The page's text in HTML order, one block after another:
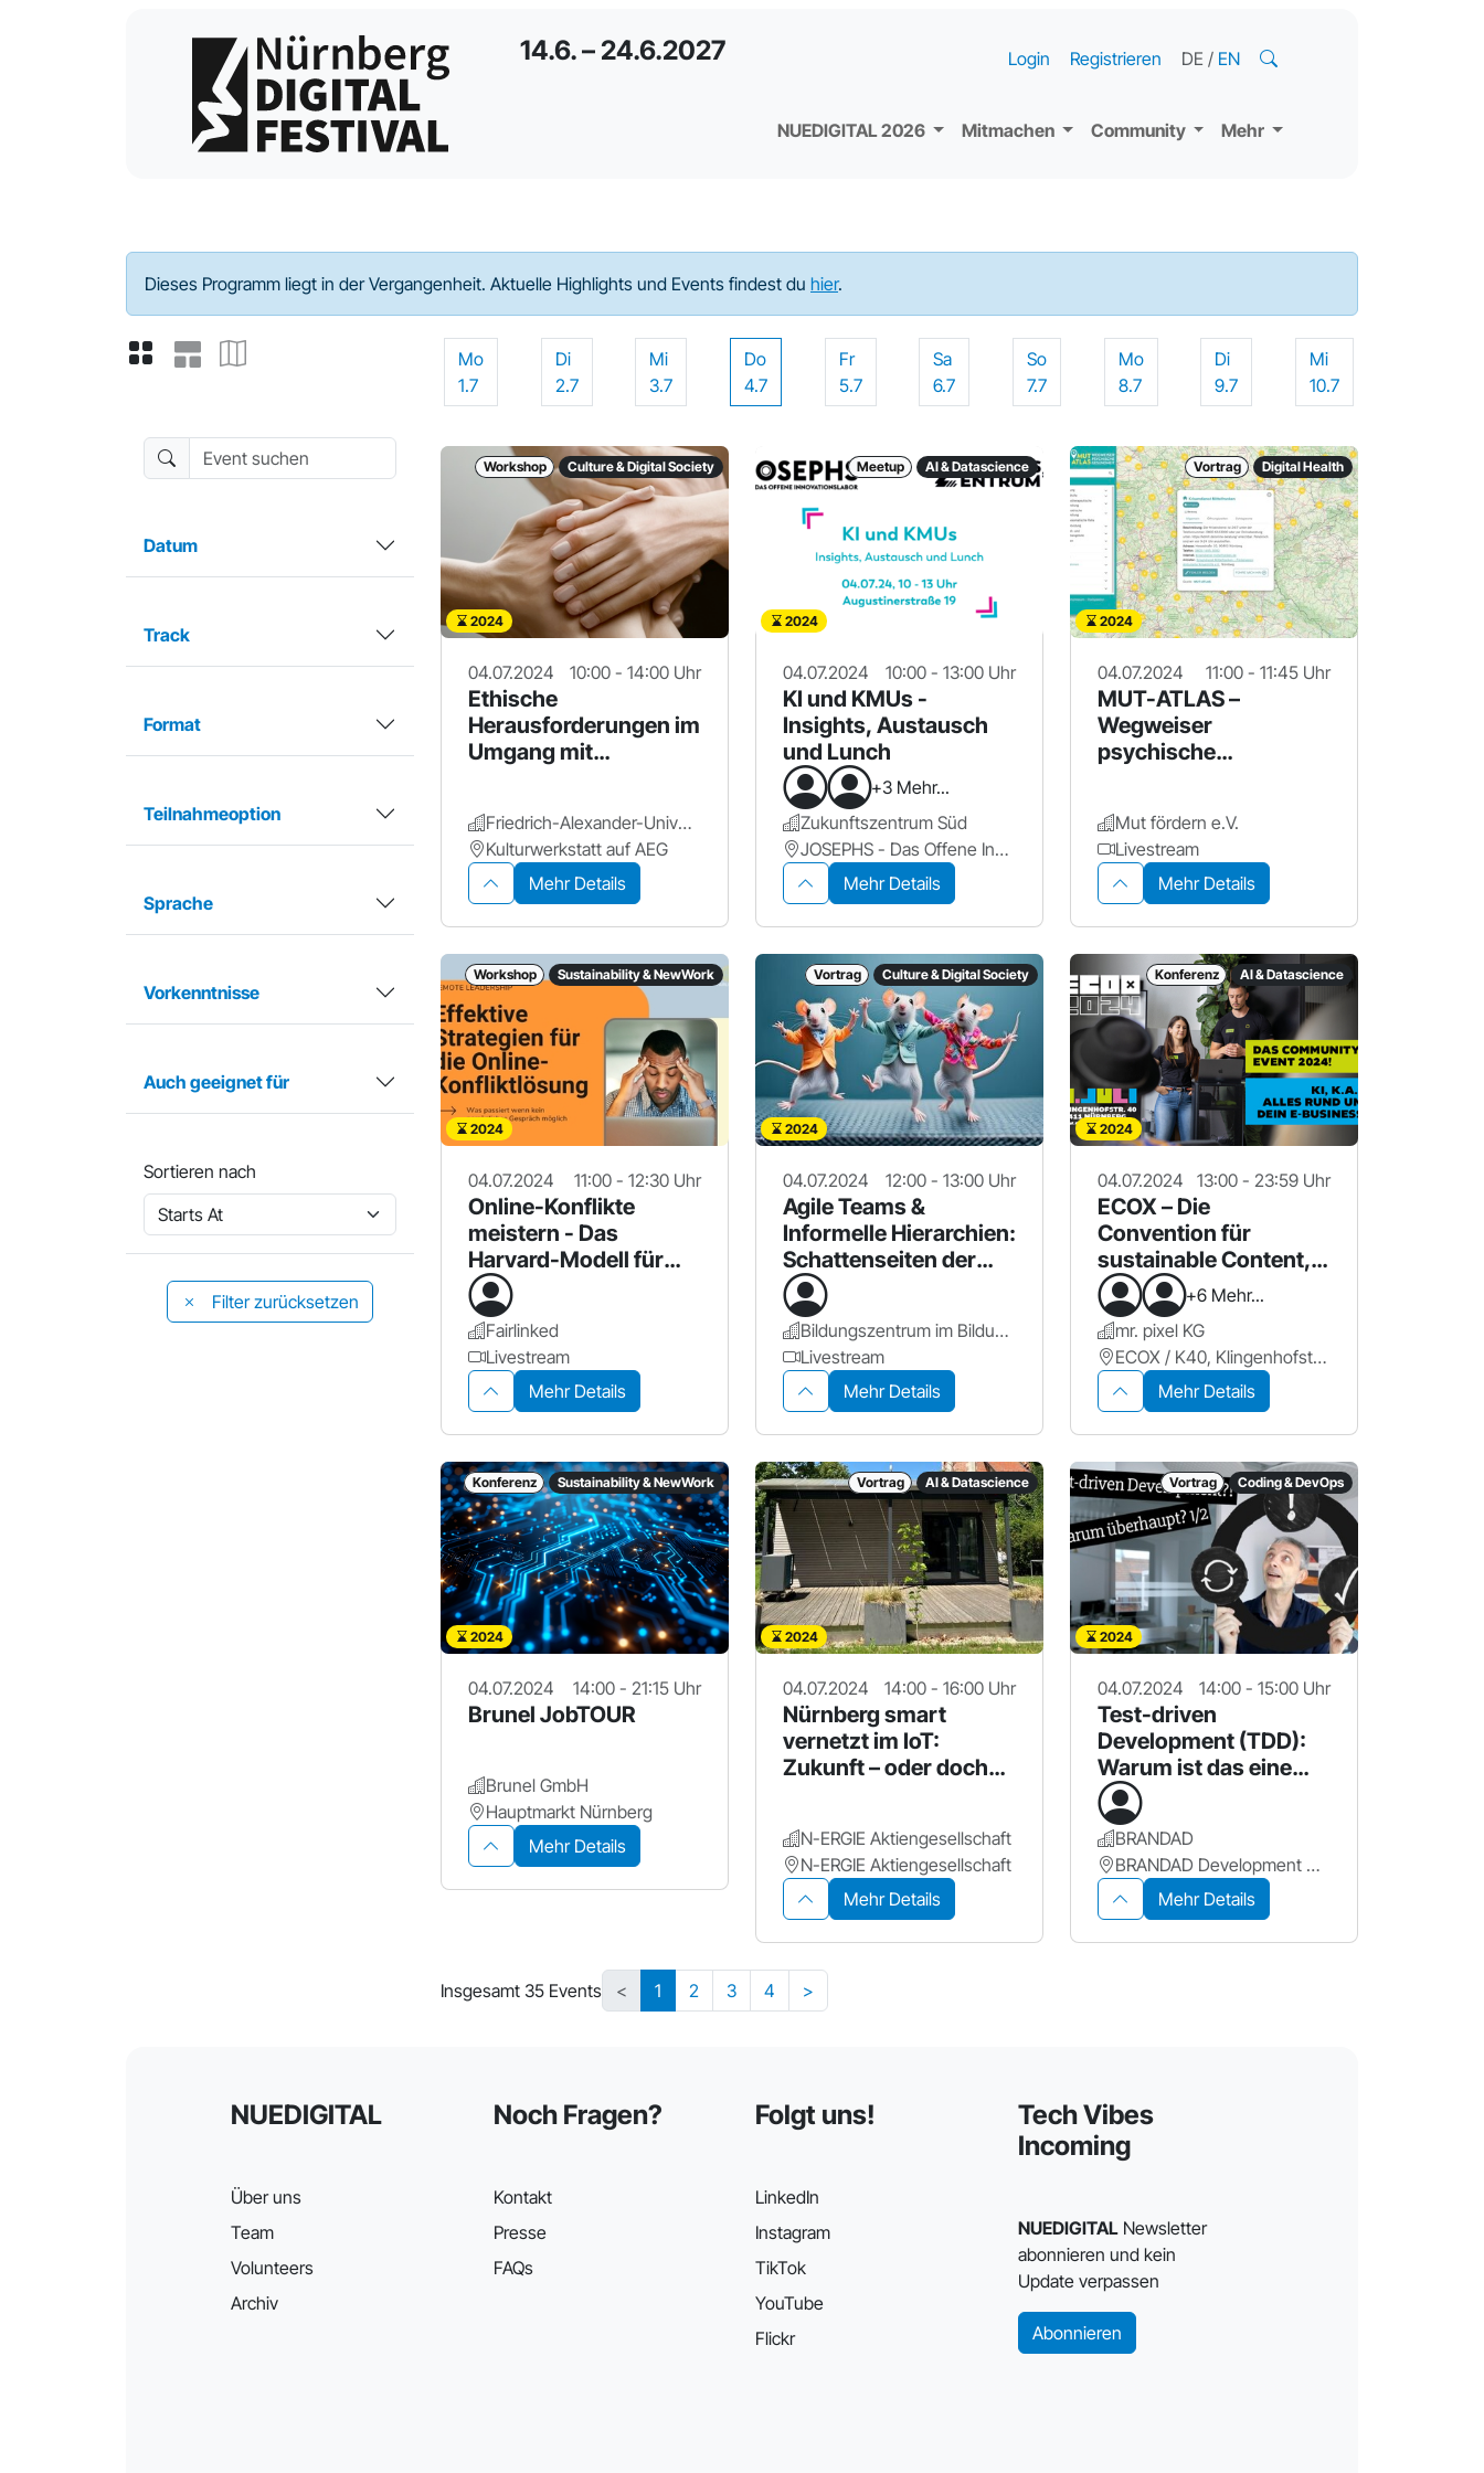
14.6. – 24.6.2027
NUEDIGITAL 2026 Mitmachen Community Mehr
Login Registrieren DE / EN
Programm - 2024
Dieses Programm liegt in der Vergangenheit. Aktuelle Highlights und Events findest du hier.
Event suchen
Datum
Track
Format
Teilnahmeoption
Sprache
Vorkenntnisse
Auch geeignet für
Sortieren nach
Filter zurücksetzen
Mo
1.7
Di
2.7
Mi
3.7
Do
4.7
Fr
5.7
Sa
6.7
So
7.7
Mo
8.7
Di
9.7
Mi
10.7
Workshop Culture & Digital Society
2024
04.07.2024 10:00 - 14:00 Uhr
Ethische
Herausforderungen im
Umgang mit
Friedrich-Alexander-Universität Erlangen-Nürnberg.
Kulturwerkstatt auf AEG
Mehr Details
Meetup AI & Datascience
2024
04.07.2024 10:00 - 13:00 Uhr
KI und KMUs -
Insights, Austausch
und Lunch
+3 Mehr...
Zukunftszentrum Süd
JOSEPHS - Das Offene Innovationslabor
Mehr Details
Vortrag Digital Health
2024
04.07.2024 11:00 - 11:45 Uhr
MUT-ATLAS –
Wegweiser
psychische
Mut fördern e.V.
Livestream
Mehr Details
Workshop Sustainability & NewWork
2024
04.07.2024 11:00 - 12:30 Uhr
Online-Konflikte
meistern - Das
Harvard-Modell für
Remote Leadership
Fairlinked
Livestream
Mehr Details
Vortrag Culture & Digital Society
2024
04.07.2024 12:00 - 13:00 Uhr
Agile Teams &
Informelle Hierarchien:
Schattenseiten der
New Work?
Bildungszentrum im Bildungscampus Nürnberg
Livestream
Mehr Details
Konferenz AI & Datascience
2024
04.07.2024 13:00 - 23:59 Uhr
ECOX – Die
Convention für
sustainable Content,
Commerce und
Community
+6 Mehr...
mr. pixel KG
ECOX / K40, Klingenhofstr. 40
Mehr Details
Konferenz Sustainability & NewWork
2024
04.07.2024 14:00 - 21:15 Uhr
Brunel JobTOUR
Brunel GmbH
Hauptmarkt Nürnberg
Mehr Details
Vortrag AI & Datascience
2024
04.07.2024 14:00 - 16:00 Uhr
Nürnberg smart
vernetzt im IoT:
Zukunft – oder doch
N-ERGIE Aktiengesellschaft
N-ERGIE Aktiengesellschaft
Mehr Details
Vortrag Coding & DevOps
2024
04.07.2024 14:00 - 15:00 Uhr
Test-driven
Development (TDD):
Warum ist das eine
sehr gute Idee ?
BRANDAD
BRANDAD Development GmbH
Mehr Details
Insgesamt 35 Events < 1 2 3 4 >
NUEDIGITAL
Über uns
Team
Volunteers
Archiv
Noch Fragen?
Kontakt
Presse
FAQs
Folgt uns!
LinkedIn
Instagram
TikTok
YouTube
Flickr
Tech Vibes
Incoming
NUEDIGITALNewsletter
abonnieren und kein
Update verpassen
Abonnieren